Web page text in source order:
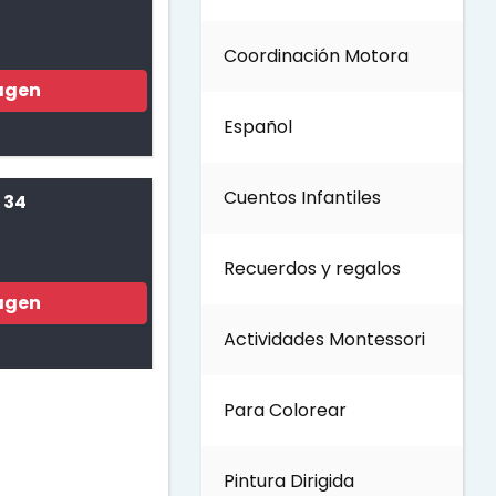
Día de los Abuelos
Día del padre
Día del Maestro
Día internacional de los
Coordinación Motora
Español
Cuentos Infantiles
Recuerdos y regalos
Actividades Montessori
Para Colorear
Pintura Dirigida